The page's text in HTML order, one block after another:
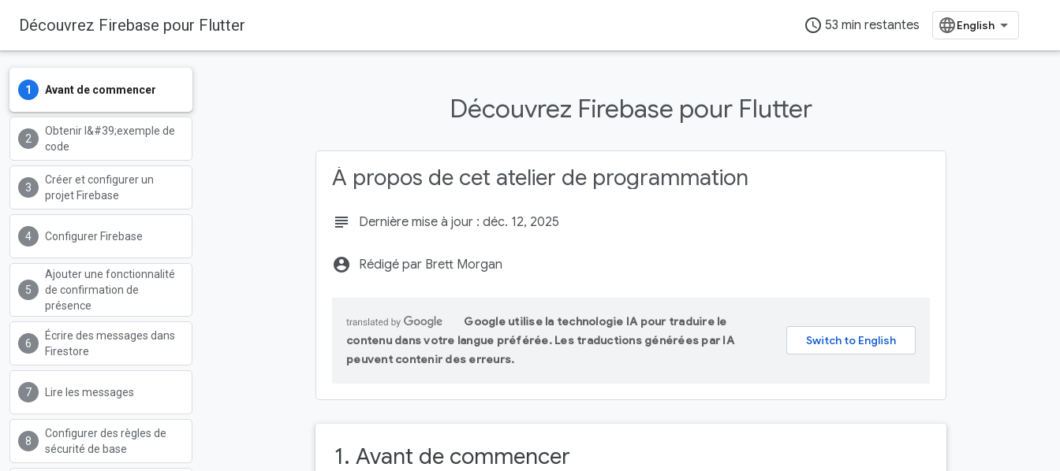
Firebase
Découvrez Firebase pour Flutter access_time 53 min restantes
Avant de commencer
Obtenir l&#39;exemple de
code
Créer et configurer un
projet Firebase
Configurer Firebase
Ajouter une fonctionnalité
de confirmation de
présence
Écrire des messages dans
Firestore
Lire les messages
Configurer des règles de
sécurité de base
Découvrez Firebase pour Flutter
À propos de cet atelier de programmation
subject Dernière mise à jour : déc. 12, 2025
account_circle Rédigé par Brett Morgan
Google utilise la technologie IA pour traduire le
contenu dans votre langue préférée. Les traductions générées par IA
peuvent contenir des erreurs.
1. Avant de commencer